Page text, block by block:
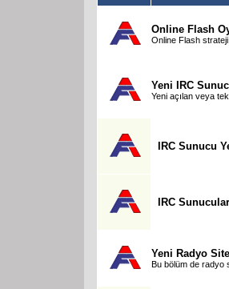
Online Flash
Online Flash strateji
Yeni IRC
Yeni açılan veya
IRC Sunucu
IRC
Yeni Radyo
Bu bölüm de radyo